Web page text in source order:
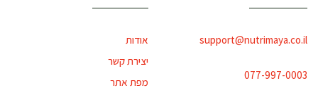
support@nutrimaya.co.il
077-997-0003
אודות
יצירת קשר
מפת אתר